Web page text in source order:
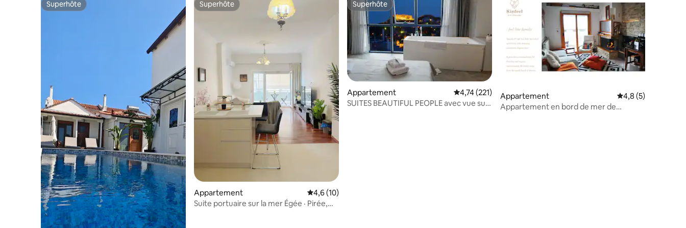
Superhôte
Superhôte Superhôte
Superhôte
Appartement Évaluation moyenne sur la base de 10 commentaires : 4,6 sur 5
4,6 (10)
Suite portuaire sur la mer Égée · Pirée,
Superhôte
Superhôte
Appartement Évaluation moyenne sur la base de 221 commentaires : 4,74 sur 5
4,74 (221)
SUITES BEAUTIFUL PEOPLE avec vue sur
Appartement Évaluation
4,8 (5)
Appartement en bord de mer de